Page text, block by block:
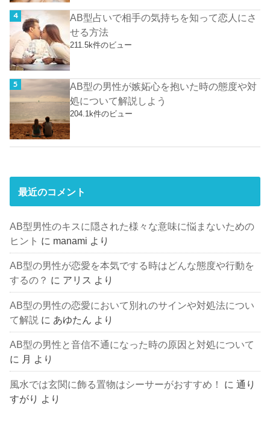
AB型占いで相手の気持ちを知って恋人にさ
せる方法
211.5k件のビュー
AB型の男性が嫉妬心を抱いた時の態度や対
処について解説しよう
204.1k件のビュー
最近のコメント
AB型男性のキスに隠された様々な意味に悩まないための
ヒント に manami より
AB型の男性が恋愛を本気でする時はどんな態度や行動を
するの？ に アリス より
AB型の男性の恋愛において別れのサインや対処法につい
て解説 に あゆたん より
AB型の男性と音信不通になった時の原因と対処について
に 月 より
風水では玄関に飾る置物はシーサーがおすすめ！ に通り
すがり
より